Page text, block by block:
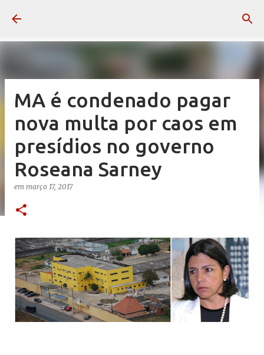
MA é condenado pagar
nova multa por caos em
presídios no governo
Roseana Sarney
em março 17, 2017